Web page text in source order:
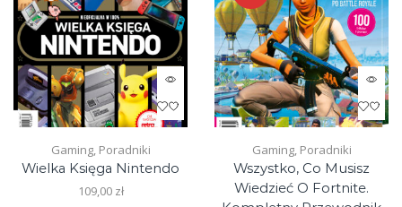
Gaming, Poradniki
Wielka Księga Nintendo
109,00 zł
Gaming, Poradniki
Wszystko, Co Musisz
Wiedzieć O Fortnite.